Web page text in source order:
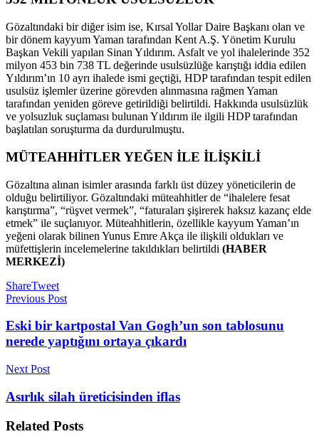
Gözaltındaki bir diğer isim ise, Kırsal Yollar Daire Başkanı olan ve
bir dönem kayyum Yaman tarafından Kent A.Ş. Yönetim Kurulu
Başkan Vekili yapılan Sinan Yıldırım. Asfalt ve yol ihalelerinde 352
milyon 453 bin 738 TL değerinde usulsüzlüğe karıştığı iddia edilen
Yıldırım’ın 10 ayrı ihalede ismi geçtiği, HDP tarafından tespit edilen
usulsüz işlemler üzerine görevden alınmasına rağmen Yaman
tarafından yeniden göreve getirildiği belirtildi. Hakkında usulsüzlük
ve yolsuzluk suçlaması bulunan Yıldırım ile ilgili HDP tarafından
başlatılan soruşturma da durdurulmuştu.
MÜTEAHHİTLER YEĞEN İLE İLİŞKİLİ
Gözaltına alınan isimler arasında farklı üst düzey yöneticilerin de
olduğu belirtiliyor. Gözaltındaki müteahhitler de “ihalelere fesat
karıştırma”, “rüşvet vermek”, “faturaları şişirerek haksız kazanç elde
etmek” ile suçlanıyor. Müteahhitlerin, özellikle kayyum Yaman’ın
yeğeni olarak bilinen Yunus Emre Akça ile ilişkili oldukları ve
müfettişlerin incelemelerine takıldıkları belirtildi (HABER
MERKEZİ)
ShareTweet
Previous Post
Eski bir kartpostal Van Gogh’un son tablosunu
nerede yaptığını ortaya çıkardı
Next Post
Asırlık silah üreticisinden iflas
Related Posts